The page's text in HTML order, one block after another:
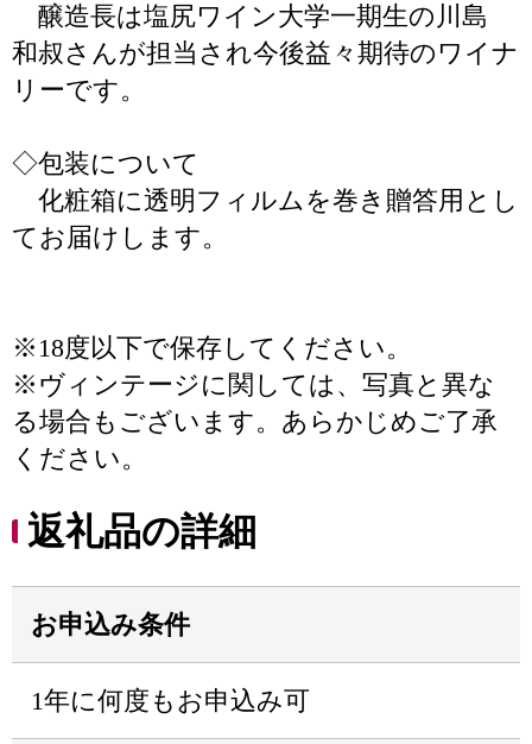
醸造長は塩尻ワイン大学一期生の川島
和叔さんが担当され今後益々期待のワイナ
リーです。
◇包装について
化粧箱に透明フィルムを巻き贈答用とし
てお届けします。
※18度以下で保存してください。
※ヴィンテージに関しては、写真と異な
る場合もございます。あらかじめご了承
ください。
返礼品の詳細
お申込み条件
1年に何度もお申込み可